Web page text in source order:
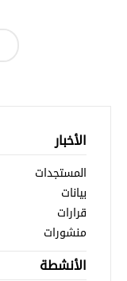
الأخبار
المستجدات
بيانات
قرارات
منشورات
الأنشطة